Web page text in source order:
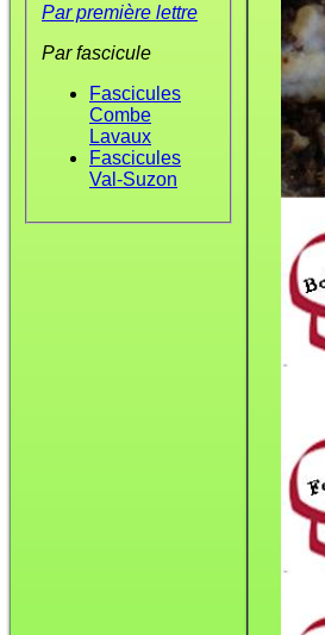
Par première lettre
Par fascicule
Fascicules
Combe
Lavaux
Fascicules
Val-Suzon